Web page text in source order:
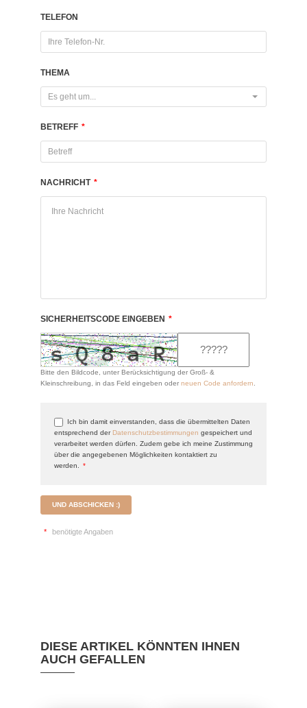
TELEFON
THEMA
Es geht um...
BETREFF *
NACHRICHT *
SICHERHEITSCODE EINGEBEN *
Bitte den Bildcode, unter Berücksichtigung der Groß- &
Kleinschreibung, in das Feld eingeben oder neuen Code anfordern
Ich bin damit einverstanden, dass die übermittelten Daten
entsprechend der Datenschutzbestimmungen gespeichert und
verarbeitet werden dürfen. Zudem gebe ich meine Zustimmung
über die angegebenen Möglichkeiten kontaktiert zu
werden.
*
UND ABSCHICKEN :)
* benötigte Angaben
DIESE ARTIKEL KÖNNTEN IHNEN
AUCH GEFALLEN